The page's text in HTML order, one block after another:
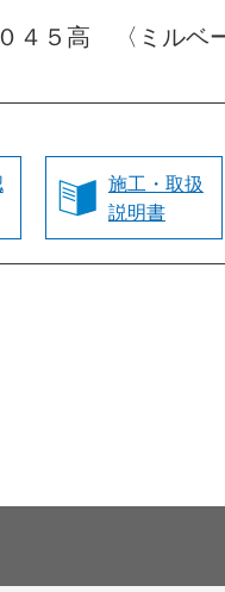
５高 〈ミルベー
施工・取扱
説明書